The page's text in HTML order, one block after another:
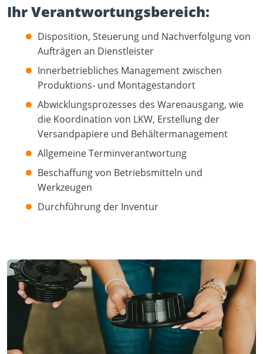
Ihr Verantwortungsbereich:
Disposition, Steuerung und Nachverfolgung von
Aufträgen an Dienstleister
Innerbetriebliches Management zwischen
Produktions- und Montagestandort
Abwicklungsprozesses des Warenausgang, wie
die Koordination von LKW, Erstellung der
Versandpapiere und Behältermanagement
Allgemeine Terminverantwortung
Beschaffung von Betriebsmitteln und
Werkzeugen
Durchführung der Inventur